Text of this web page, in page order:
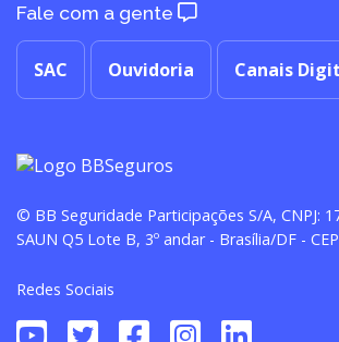
Fale com a gente
SAC Ouvidoria Canais
© BB Seguridade Participações S/A, CNPJ:
SAUN Q5 Lote B, 3º andar - Brasília/DF -
Redes Sociais